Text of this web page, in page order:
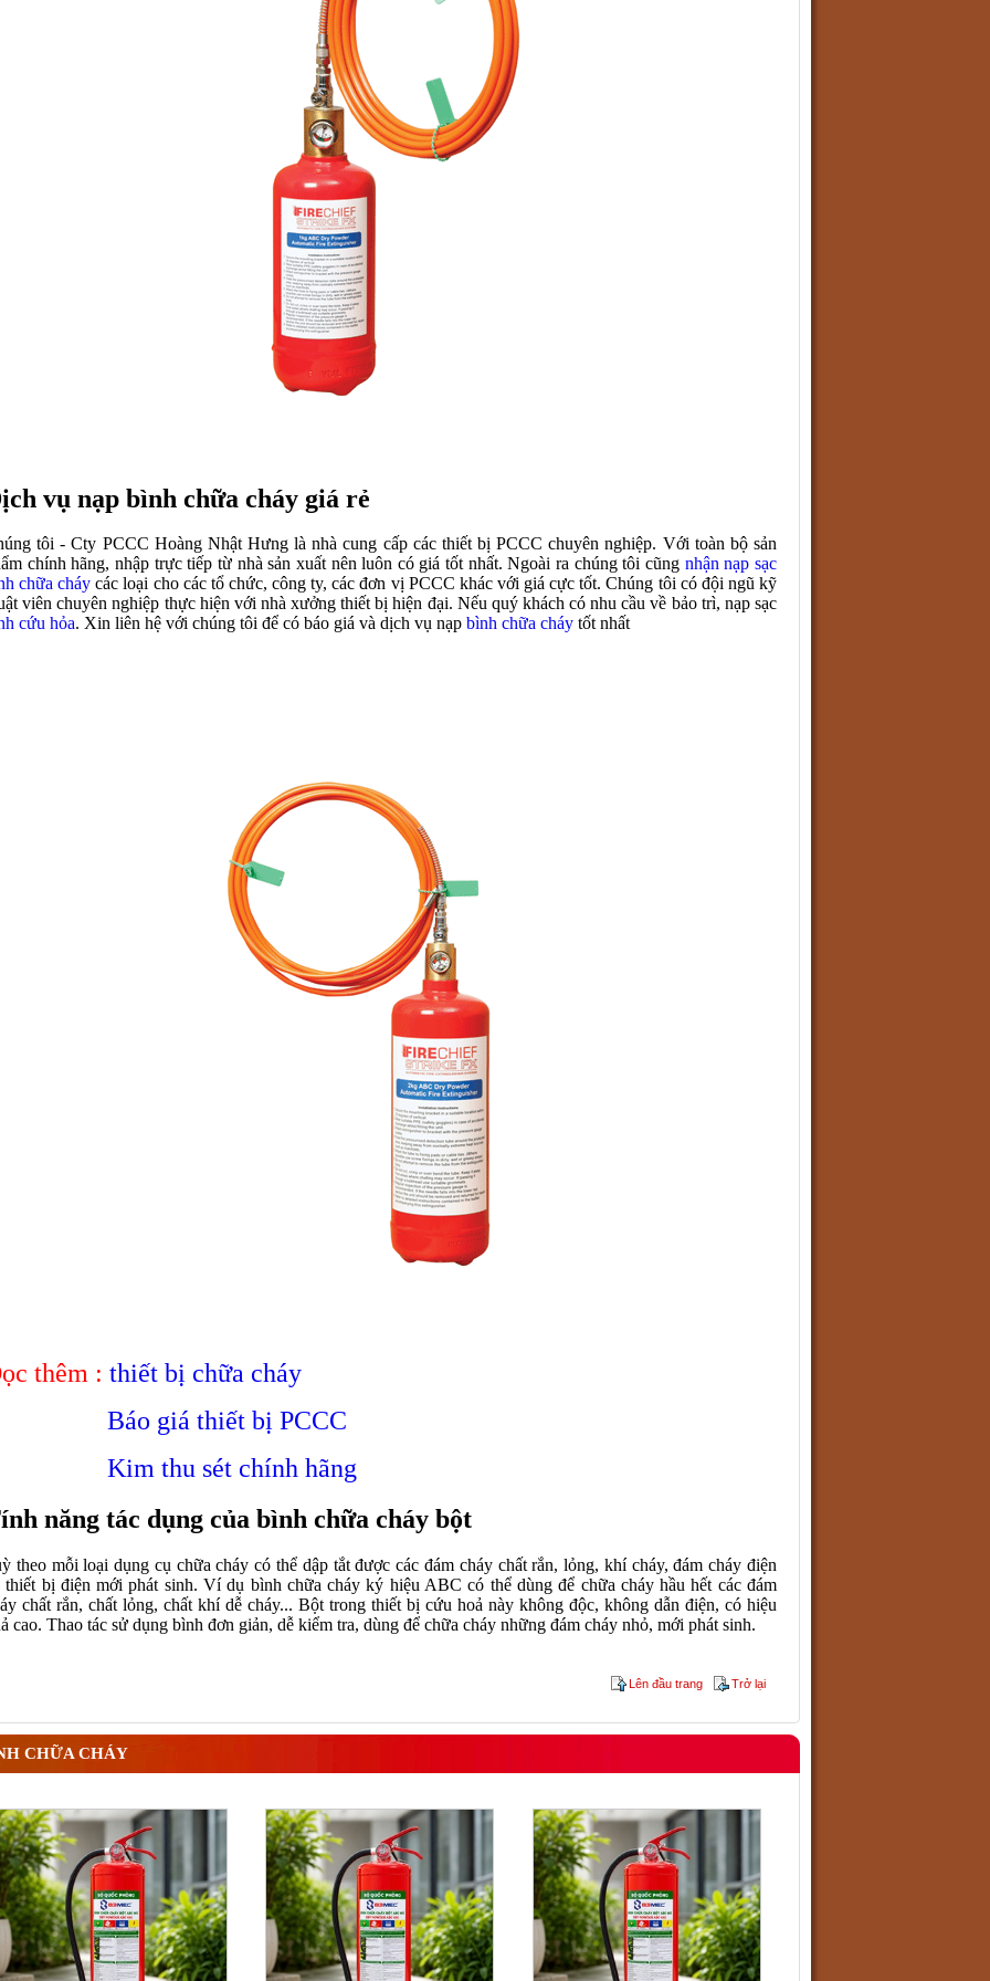
vụ nạp bình chữa cháy giá rẻ
tôi - Cty PCCC Hoàng Nhật Hưng là nhà cung cấp các thiết bị PCCC chuyên nghiệp. Với toàn bộ sản
chính hãng, nhập trực tiếp từ nhà sản xuất nên luôn có giá tốt nhất. Ngoài ra chúng tôi cũng nhận nạp sạc
chữa cháy các loại cho các tổ chức, công ty, các đơn vị PCCC khác với giá cực tốt. Chúng tôi có đội ngũ kỹ
viên chuyên nghiệp thực hiện với nhà xưởng thiết bị hiện đại. Nếu quý khách có nhu cầu về bảo trì, nạp sạc
cứu hỏa. Xin liên hệ với chúng tôi để có báo giá và dịch vụ nạp bình chữa cháy tốt nhất
thêm : thiết bị chữa cháy
Báo giá thiết bị PCCC
Kim thu sét chính hãng
năng tác dụng của bình chữa cháy bột
theo mỗi loạidụng cụ chữa cháy có thể dập tắt được các đám cháy chất rắn, lỏng, khí cháy, đám cháy điện
thiết bị điện mới phát sinh. Ví dụ bình chữa cháy ký hiệu ABC có thể dùng để chữa cháy hầu hết các đám
chất rắn, chất lỏng, chất khí dễ cháy... Bột trong thiết bị cứu hoả này không độc, không dẫn điện, có hiệu
cao. Thao tác sử dụng bình đơn giản, dễ kiểm tra, dùng để chữa cháy những đám cháy nhỏ, mới phát sinh.
Lên đầu trang Trở lại
CHỮA CHÁY